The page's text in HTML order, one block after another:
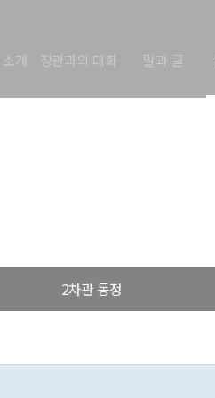
개 장관과의 대화 말과 글
2차관 동정